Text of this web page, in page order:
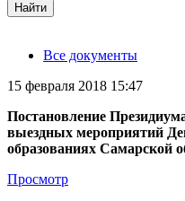
Найти
Все документы
15 февраля 2018 15:47
Постановление
выездных мероприятий
образованиях Самарской
Просмотр